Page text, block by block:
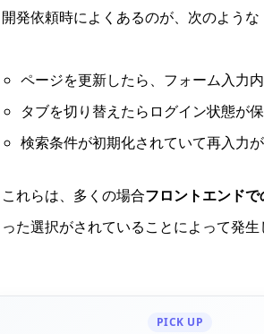
開発依頼時によくあるのが、次のような
ページを更新したら、フォーム入力
タブを切り替えたらログイン状態が
検索条件が初期化されていて再入力
これらは、多くの場合フロントエンド
った選択がされていることによって発生
PICK UP